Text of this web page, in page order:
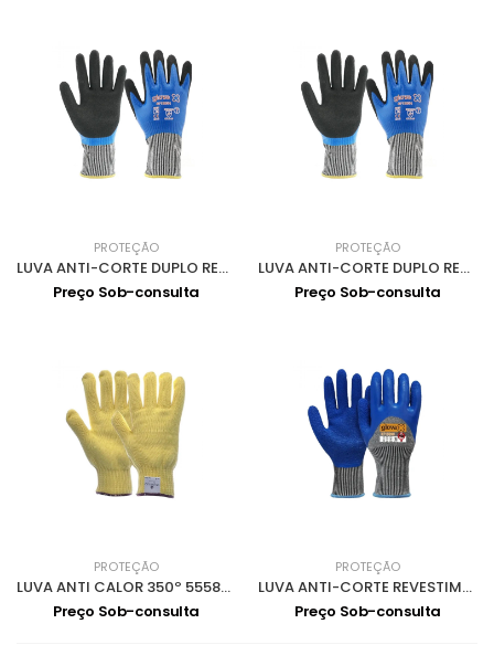
PROTEÇÃO
LUVA ANTI-CORTE DUPLO REVESTIMENTO NITRILO 0713054-7
Preço Sob-consulta
PROTEÇÃO
LUVA ANTI-CORTE DUPLO REVESTIMENTO NITRILO 0713054-8
Preço Sob-consulta
PROTEÇÃO
LUVA ANTI CALOR 350º 5558T- 10 0713003
Preço Sob-consulta
PROTEÇÃO
LUVA ANTI-CORTE REVESTIMENTO LATEX 0713098-08
Preço Sob-consulta